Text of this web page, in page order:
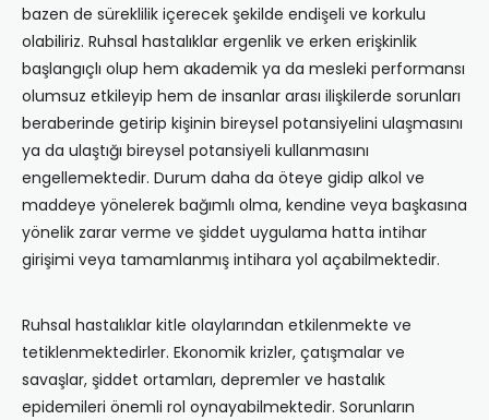
bazen de süreklilik içerecek şekilde endişeli ve korkulu
olabiliriz. Ruhsal hastalıklar ergenlik ve erken erişkinlik
başlangıçlı olup hem akademik ya da mesleki performansı
olumsuz etkileyip hem de insanlar arası ilişkilerde sorunları
beraberinde getirip kişinin bireysel potansiyelini ulaşmasını
ya da ulaştığı bireysel potansiyeli kullanmasını
engellemektedir. Durum daha da öteye gidip alkol ve
maddeye yönelerek bağımlı olma, kendine veya başkasına
yönelik zarar verme ve şiddet uygulama hatta intihar
girişimi veya tamamlanmış intihara yol açabilmektedir.
Ruhsal hastalıklar kitle olaylarından etkilenmekte ve
tetiklenmektedirler. Ekonomik krizler, çatışmalar ve
savaşlar, şiddet ortamları, depremler ve hastalık
epidemileri önemli rol oynayabilmektedir. Sorunların